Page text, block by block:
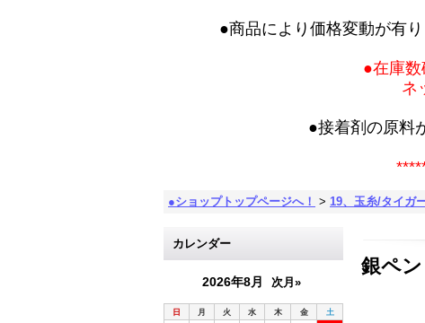
●商品により価格変動が有
●在庫
ネ
●接着剤の原料
●ショップトップページへ！ > 19、玉糸/タイガ
カレンダー
2026年8月 次月»
日 月 火 水 木 金 土
銀ペ